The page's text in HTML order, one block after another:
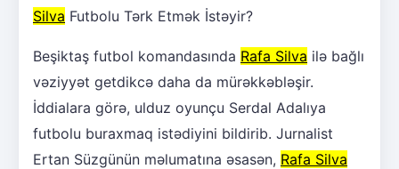
Silva Futbolu Tərk Etmək İstəyir?
Beşiktaş futbol komandasında Rafa Silva ilə bağlı
vəziyyət getdikcə daha da mürəkkəbləşir.
İddialara görə, ulduz oyunçu Serdal Adalıya
futbolu buraxmaq istədiyini bildirib. Jurnalist
Ertan Süzgünün məlumatına əsasən, Rafa Silva